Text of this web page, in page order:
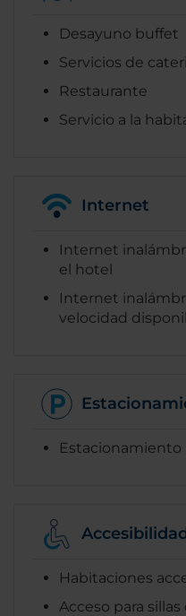
Desayuno buffet
Servicios de
Restaurante
Servicio a la
Internet
Internet
el hotel
Internet
velocidad
Estacionamiento
Habitaciones
Acceso para